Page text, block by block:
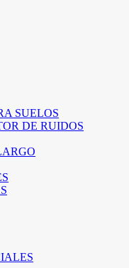
SUELOS
DE RUIDOS